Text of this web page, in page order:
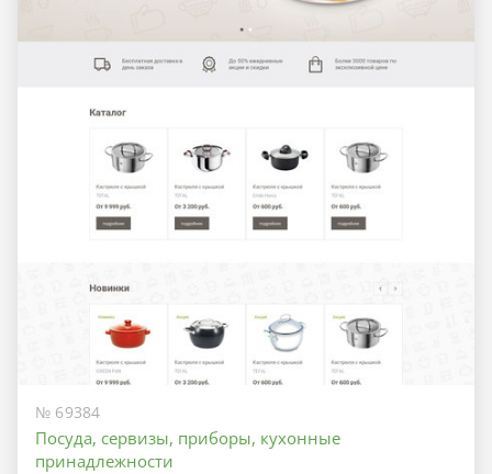
№ 69384
Посуда, сервизы, приборы, кухонные
принадлежности